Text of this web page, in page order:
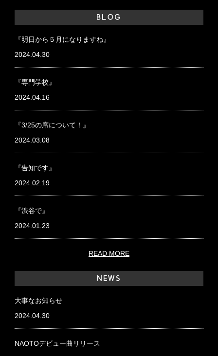
BLOG
『明日から５月になりますね』
2024.04.30
『専門学校』
2024.04.16
『3/25の席について！』
2024.03.08
『告知です』
2024.02.19
『渋谷で』
2024.01.23
READ MORE
NEWS
大事なお知らせ
2024.04.30
NAOTOデビュー曲リリース